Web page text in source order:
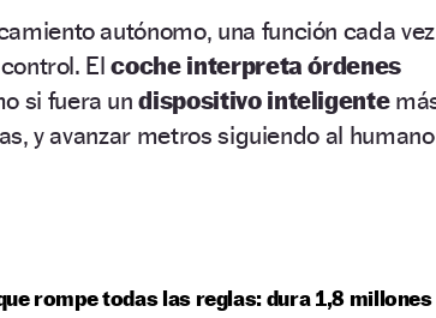
autónomo, una función cada vez
Elcoche interpreta órdenes
si fuera un dispositivo inteligente
y avanzar metros siguiendo al
rompe todas las reglas: dura 1,8 millones